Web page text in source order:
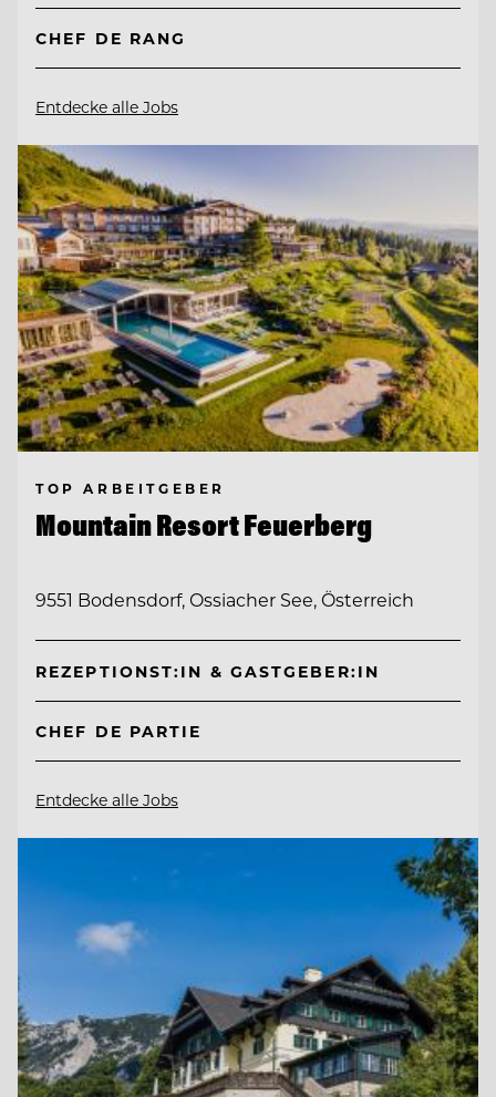
CHEF DE RANG
Entdecke alle Jobs
TOP ARBEITGEBER
Mountain Resort Feuerberg
9551 Bodensdorf, Ossiacher See, Österreich
REZEPTIONST:IN & GASTGEBER:IN
CHEF DE PARTIE
Entdecke alle Jobs